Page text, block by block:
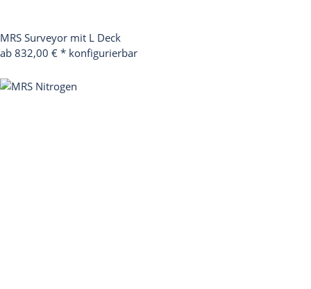
MRS Surveyor mit L Deck
ab 832,00 € * konfigurierbar